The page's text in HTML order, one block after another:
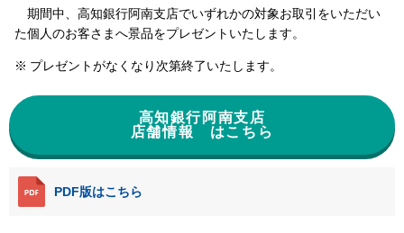
期間中、高知銀行阿南支店でいずれかの対象お取引をいただい
た個人のお客さまへ景品をプレゼントいたします。
プレゼントがなくなり次第終了いたします。
高知銀行阿南支店
店舗情報 はこちら
PDF版はこちら